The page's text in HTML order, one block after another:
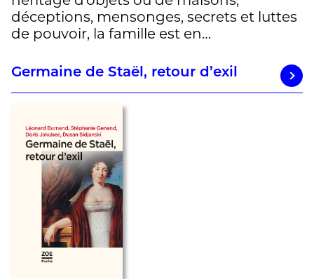
déceptions, mensonges, secrets et luttes
de pouvoir, la famille est en…
Germaine de Staël, retour d’exil